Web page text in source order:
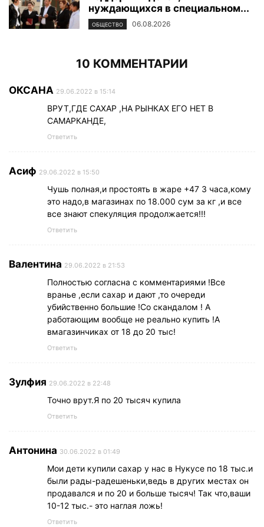
нуждающихся в специальном...
ОБЩЕСТВО 06.08.2026
10 КОММЕНТАРИИ
ОКСАНА 29.06.2022 в 15:14
ВРУТ,ГДЕ САХАР ,НА РЫНКАХ ЕГО НЕТ В
САМАРКАНДЕ,
Ответить
Асиф 29.06.2022 в 15:50
Чушь полная,и простоять в жаре +47 3 часа,кому
это надо,в магазинах по 18.000 сум за кг ,и все
все знают спекуляция продолжается!!!
Ответить
Валентина 29.06.2022 в 21:53
Полностью согласна с комментариями !Все
вранье ,если сахар и дают ,то очереди
убийственно большие !Со скандалом ! А
работающим вообще не реально купить !А
вмагазинчиках от 18 до 20 тыс!
Ответить
Зулфия 29.06.2022 в 22:48
Точно врут.Я по 20 тысяч купила
Ответить
Антонина 30.06.2022 в 01:49
Мои дети купили сахар у нас в Нукусе по 18 тыс.и
были рады-радешеньки,ведь в других местах он
продавался и по 20 и больше тысяч! Так что,ваши
10-12 тыс.- это наглая ложь!
Ответить